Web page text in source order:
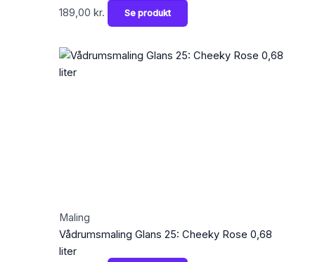
189,00 kr. Se produkt
Maling
Vådrumsmaling Glans 25: Cheeky Rose 0,68
liter